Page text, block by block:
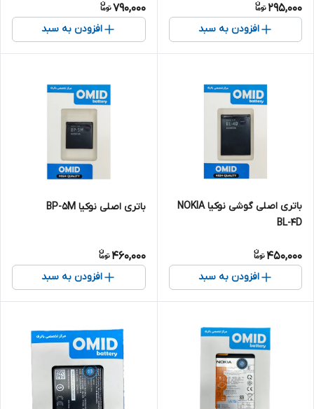
295,000
افزودن به سبد
790,000
افزودن به سبد
باتری اصلی گوشی نوکیا NOKIA
BL-4D
450,000
افزودن به سبد
باتری اصلی نوکیا BP-5M
460,000
افزودن به سبد